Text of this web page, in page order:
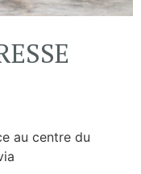
au centre du